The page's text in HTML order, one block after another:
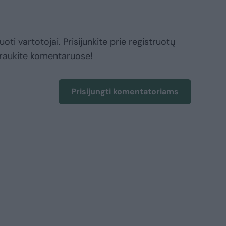
vartotojai. Prisijunkite prie registruotų
komentaruose!
Prisijungti komentatoriams